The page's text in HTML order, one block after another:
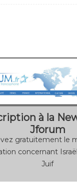
à la
Jforum
gratuitement le
concernant
Juif